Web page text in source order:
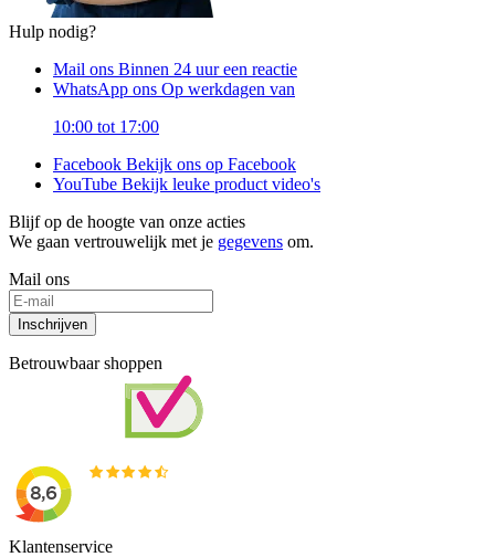
Hulp nodig?
Mail ons Binnen 24 uur een reactie
WhatsApp ons Op werkdagen van
10:00 tot 17:00
Facebook Bekijk ons op Facebook
YouTube Bekijk leuke product video's
Blijf op de hoogte van onze acties
We gaan vertrouwelijk met je gegevens om.
Mail ons
Inschrijven
Betrouwbaar shoppen
Klantenservice